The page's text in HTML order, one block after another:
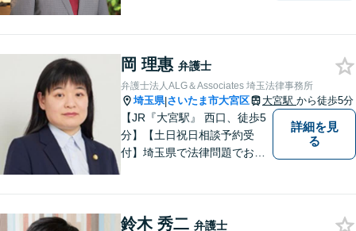
岡 理惠 弁護士
弁護士法人ALG＆Associates 埼玉法律事務所
埼玉県|さいたま市大宮区 大宮駅 から徒歩5分
【JR『大宮駅』 西口、徒歩5
分】【土日祝日相談予約受
付】埼玉県で法律問題でお困
にご相談ください。
詳細を見
る
鈴木 秀二 弁護士